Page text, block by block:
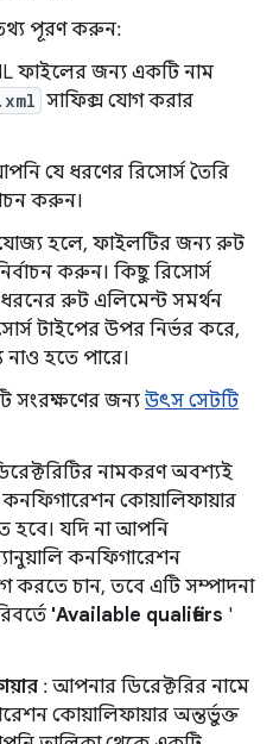
তথ্য পূরণ করুন:
ফাইলের জন্য একটি নাম
.xml সাফিক্স যোগ করার
যে ধরণের রিসোর্স তৈরি
করুন।
হলে, ফাইলটির জন্য রুট
করুন। কিছু রিসোর্স
রুট এলিমেন্ট সমর্থন
টাইপের উপর নির্ভর করে,
হতে পারে।
সংরক্ষণের জন্য উৎস সেটটি
নামকরণ অবশ্যই
কনফিগারেশন কোয়ালিফায়ার
হবে। যদি না আপনি
কনফিগারেশন
করতে চান, তবে এটি সম্পাদনা
'Available qualifiers '
: আপনার ডিরেক্টরির নামে
কোয়ালিফায়ার অন্তর্ভুক্ত